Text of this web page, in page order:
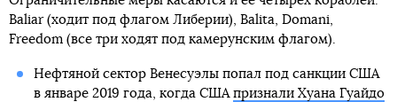
Baliar (ходит под флагом Либерии), Balita, Domani,
Freedom (все три ходят под камерунским флагом).
Нефтяной сектор Венесуэлы попал под санкции США
в январе 2019 года, когда США признали Хуана Гуайдо